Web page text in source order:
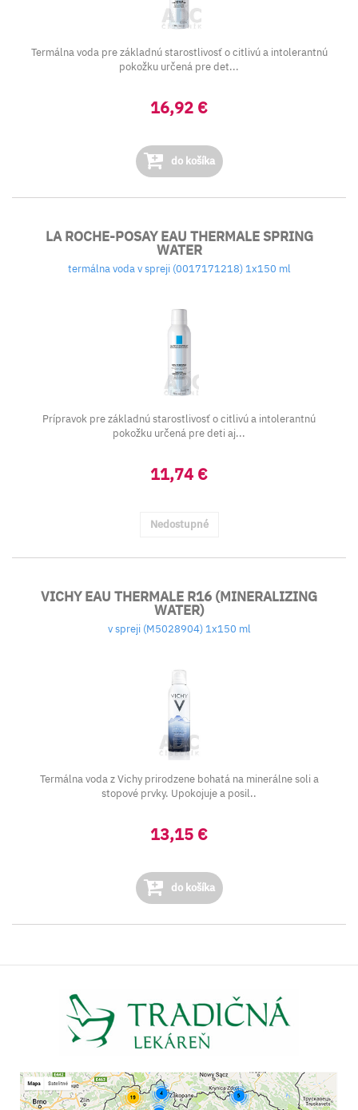
Termálna voda pre základnú starostlivosť o citlivú a intolerantnú
pokožku určená pre det...
16,92 €
do košíka
LA ROCHE-POSAY EAU THERMALE SPRING
WATER
termálna voda v spreji (0017171218) 1x150 ml
Prípravok pre základnú starostlivosť o citlivú a intolerantnú
pokožku určená pre deti aj...
11,74 €
Nedostupné
VICHY EAU THERMALE R16 (MINERALIZING
WATER)
v spreji (M5028904) 1x150 ml
Termálna voda z Vichy prirodzene bohatá na minerálne soli a
stopové prvky. Upokojuje a posil..
13,15 €
do košíka